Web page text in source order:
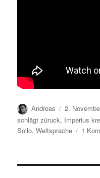
Autor
Andreas
am
2.
schlägt züruck, Imperius
Sollo,Weltsprache 1